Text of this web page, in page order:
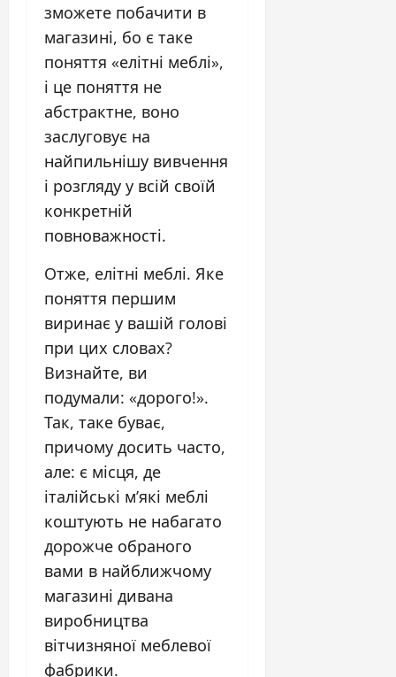
зможете побачити в
магазині, бо є таке
поняття «елітні меблі»,
і це поняття не
абстрактне, воно
заслуговує на
найпильнішу вивчення
і розгляду у всій своїй
конкретній
повноважності.
Отже, елітні меблі. Яке
поняття першим
виринає у вашій голові
при цих словах?
Визнайте, ви
подумали: «дорого!».
Так, таке буває,
причому досить часто,
але: є місця, де
італійські м’які меблі
коштують не набагато
дорожче обраного
вами в найближчому
магазині дивана
виробництва
вітчизняної меблевої
фабрики.